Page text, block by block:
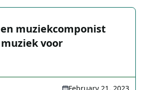
muziekcomponist
voor